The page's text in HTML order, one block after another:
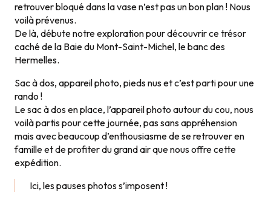
retrouver bloqué dans la vase n’est pas un bon plan ! Nous
voilà prévenus.
De là, débute notre exploration pour découvrir ce trésor
caché de la Baie du Mont-Saint-Michel, le banc des
Hermelles.
Sac à dos, appareil photo, pieds nus et c’est parti pour une
rando !
Le sac à dos en place, l’appareil photo autour du cou, nous
voilà partis pour cette journée, pas sans appréhension
mais avec beaucoup d’enthousiasme de se retrouver en
famille et de profiter du grand air que nous offre cette
expédition.
Ici, les pauses photos s’imposent !